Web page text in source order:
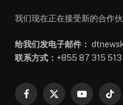
我们现在正在接受新的合作伙
给我们发电子邮件：
联系方式： +855 87 315 513
Facebook
X
YouTube